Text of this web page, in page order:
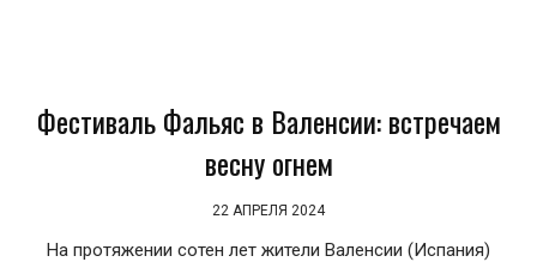
Фестиваль Фальяс в Валенсии: встречаем
весну огнем
22 АПРЕЛЯ 2024
На протяжении сотен лет жители Валенсии (Испания)